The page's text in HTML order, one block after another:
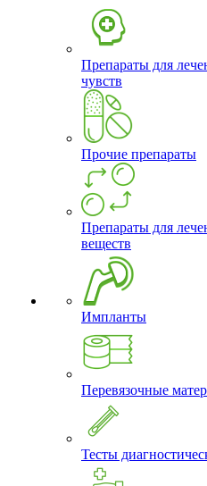
Препараты для
чувств
Прочие препараты
Препараты для
веществ
Импланты
Перевязочные
Тесты